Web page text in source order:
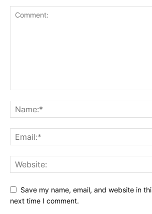
Save my name, email, and website in
next time I comment.